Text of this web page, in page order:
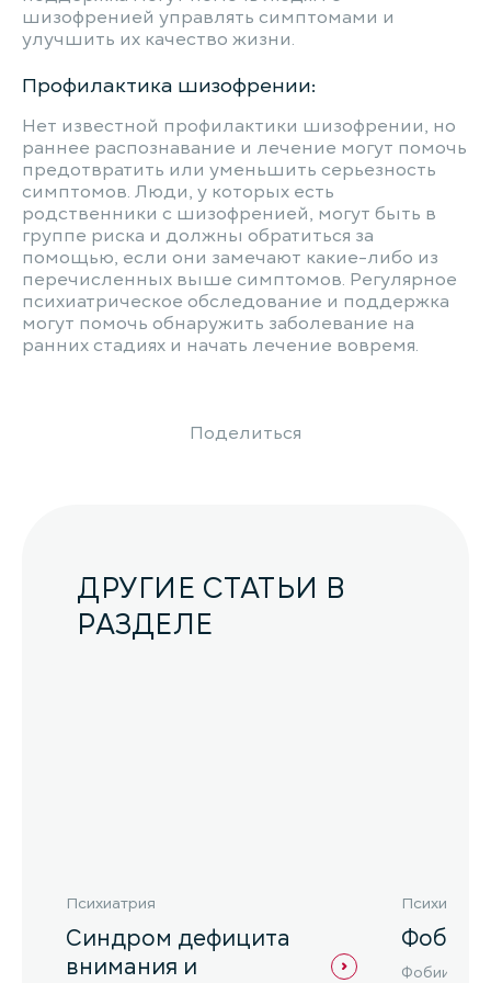
шизофренией управлять симптомами и
улучшить их качество жизни.
Профилактика шизофрении:
Нет известной профилактики шизофрении, но
раннее распознавание и лечение могут помочь
предотвратить или уменьшить серьезность
симптомов. Люди, у которых есть
родственники с шизофренией, могут быть в
группе риска и должны обратиться за
помощью, если они замечают какие-либо из
перечисленных выше симптомов. Регулярное
психиатрическое обследование и поддержка
могут помочь обнаружить заболевание на
ранних стадиях и начать лечение вовремя.
Поделиться
ДРУГИЕ СТАТЬИ В
РАЗДЕЛЕ
Психиатрия
Синдром дефицита
внимания и
Психиатрия
Фобии
Фобии –